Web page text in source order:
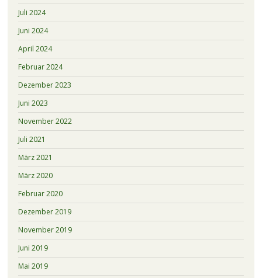
Juli 2024
Juni 2024
April 2024
Februar 2024
Dezember 2023
Juni 2023
November 2022
Juli 2021
März 2021
März 2020
Februar 2020
Dezember 2019
November 2019
Juni 2019
Mai 2019